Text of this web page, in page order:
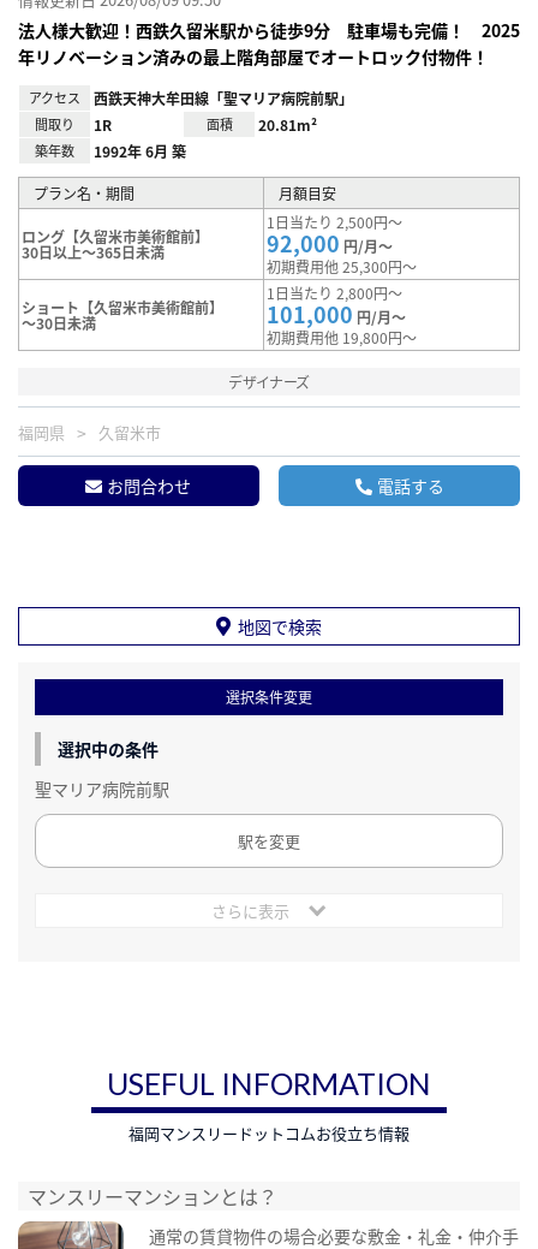
法人様大歓迎！西鉄久留米駅から徒歩9分 駐車場も完備！ 2025
年リノベーション済みの最上階角部屋でオートロック付物件！
アクセス 西鉄天神大牟田線「聖マリア病院前駅」
間取り 1R 面積 20.81m²
築年数 1992年 6月 築
プラン名・期間 月額目安
ロング【久留米市美術館前】
30日以上～365日未満
1日当たり 2,500円～
92,000 円/月～
初期費用他 25,300円～
ショート【久留米市美術館前】
～30日未満
1日当たり 2,800円～
101,000 円/月～
初期費用他 19,800円～
デザイナーズ
福岡県 久留米市
お問合わせ 電話する
地図で検索
選択条件変更
選択中の条件
聖マリア病院前駅
駅を変更
さらに表示
USEFUL INFORMATION
福岡マンスリードットコムお役立ち情報
マンスリーマンションとは？
通常の賃貸物件の場合必要な敷金・礼金・仲介手